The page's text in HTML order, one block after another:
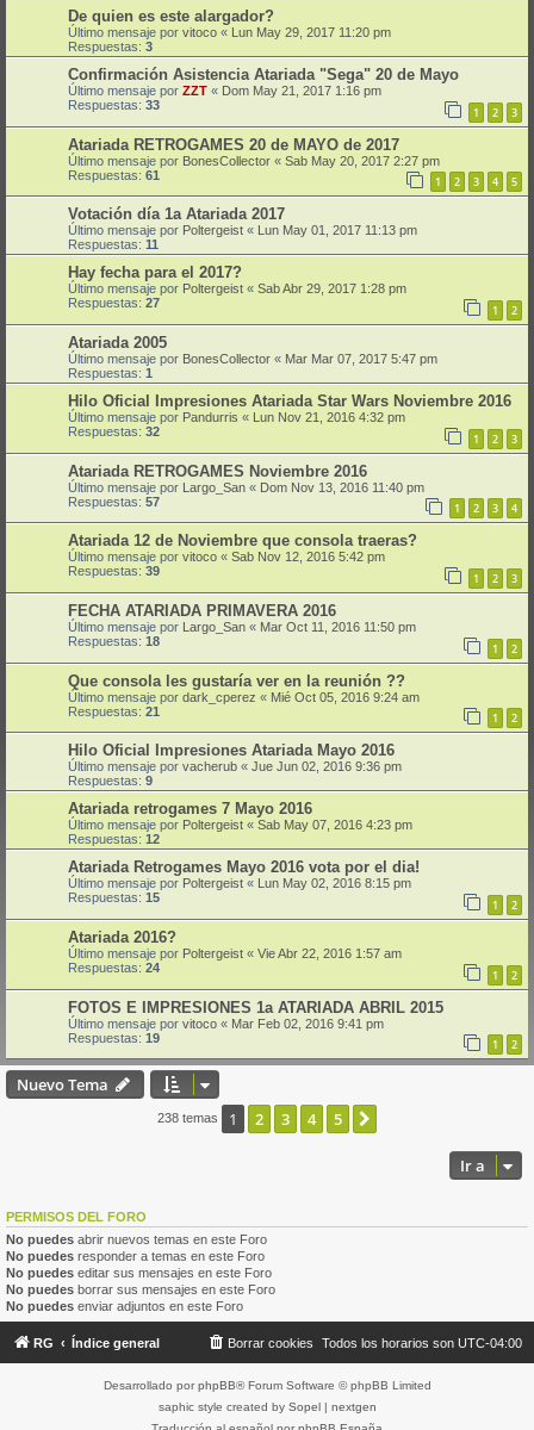
De quien es este alargador?
Último mensaje por vitoco « Lun May 29, 2017 11:20 pm
Respuestas: 3
Confirmación Asistencia Atariada "Sega" 20 de Mayo
Último mensaje por ZZT « Dom May 21, 2017 1:16 pm
Respuestas: 33 1 2 3
Atariada RETROGAMES 20 de MAYO de 2017
Último mensaje por BonesCollector « Sab May 20, 2017 2:27 pm
Respuestas: 61 1 2 3 4 5
Votación día 1a Atariada 2017
Último mensaje por Poltergeist «
Lun May 01, 2017 11:13 pm
Respuestas: 11
Hay fecha para el 2017?
Último mensaje por Poltergeist « Sab Abr 29, 2017 1:28 pm
Respuestas: 27 1 2
Atariada 2005
Último mensaje por BonesCollector « Mar Mar 07, 2017 5:47 pm
Respuestas: 1
Hilo Oficial Impresiones Atariada Star Wars Noviembre 2016
Último mensaje por Pandurris « Lun Nov 21, 2016 4:32 pm
Respuestas: 32 1 2 3
Atariada RETROGAMES Noviembre 2016
Último mensaje por Largo_San « Dom Nov 13, 2016 11:40 pm
Respuestas: 57 1 2 3 4
Atariada 12 de Noviembre que consola traeras?
Último mensaje por vitoco « Sab Nov 12, 2016 5:42 pm
Respuestas: 39 1 2 3
FECHA ATARIADA PRIMAVERA 2016
Último mensaje por Largo_San « Mar Oct 11, 2016 11:50 pm
Respuestas: 18 1 2
Que consola les gustaría ver en la reunión ??
Último mensaje por dark_cperez « Mié Oct 05, 2016 9:24 am
Respuestas: 21 1 2
Hilo Oficial Impresiones Atariada Mayo 2016
Último mensaje por vacherub « Jue Jun 02, 2016 9:36 pm
Respuestas: 9
Atariada retrogames 7 Mayo 2016
Último mensaje por Poltergeist « Sab May 07, 2016 4:23 pm
Respuestas: 12
Atariada Retrogames Mayo 2016 vota por el dia!
Último mensaje por Poltergeist «
Lun May 02, 2016 8:15 pm
Respuestas: 15 1 2
Atariada 2016?
Último mensaje por Poltergeist « Vie Abr 22, 2016 1:57 am
Respuestas: 24 1 2
FOTOS E IMPRESIONES 1a ATARIADA ABRIL 2015
Último mensaje por vitoco « Mar Feb 02, 2016 9:41 pm
Respuestas: 19 1 2
Nuevo Tema
238 temas 1 2 3 4 5
Ir a
PERMISOS DEL FORO
No puedes abrir nuevos temas en este Foro
No puedes responder a temas en este Foro
No puedes editar sus mensajes en este Foro
No puedes borrar sus mensajes en este Foro
No puedes enviar adjuntos en este Foro
RG Índice general Todos los horarios son UTC-04:00
Borrar cookies
Desarrollado por phpBB® Forum Software © phpBB Limited
saphic style created by Sopel| nextgen